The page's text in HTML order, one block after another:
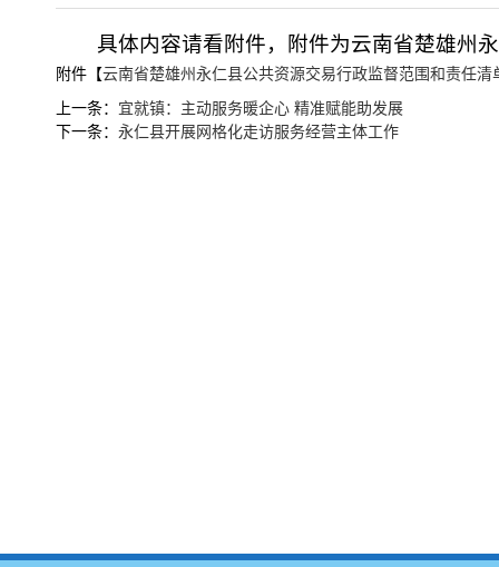
具体内容请看附件，附件为云南省楚雄州
附件【云南省楚雄州永仁县公共资源交易行政监督范围和责任清
上一条： 宜就镇：主动服务暖企心 精准赋能助发展
下一条： 永仁县开展网格化走访服务经营主体工作